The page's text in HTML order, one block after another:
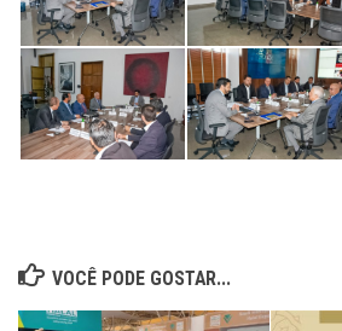
VOCÊ PODE GOSTAR...